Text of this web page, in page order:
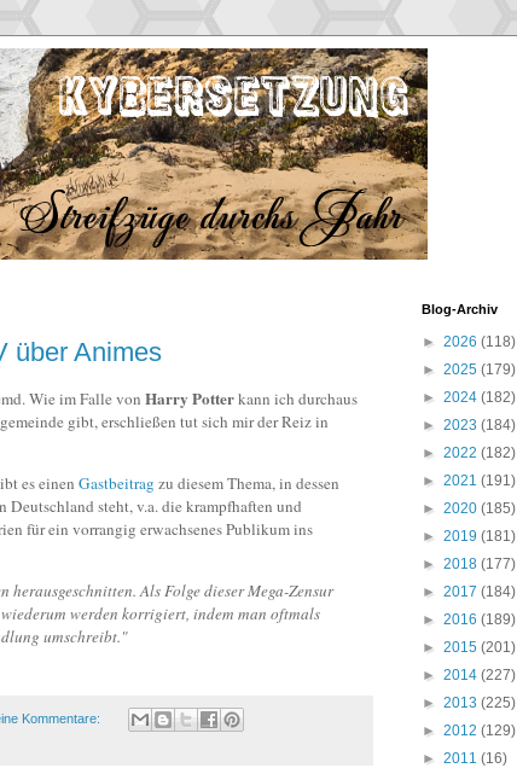
über Animes
Wie im Falle von Harry Potterkann ich durchaus
gibt, erschließen tut sich mir der Reiz in
es einen Gastbeitrag zu diesem Thema, in dessen
steht, v.a. die krampfhaften und
für ein vorrangig erwachsenes Publikum ins
herausgeschnitten. Als Folge dieser Mega-Zensur
werden korrigiert, indem man oftmals
umschreibt."
Kommentare:
Blog-Archiv
► 2026 (118)
► 2025 (179)
► 2024 (182)
► 2023 (184)
► 2022 (182)
► 2021 (191)
► 2020 (185)
► 2019 (181)
► 2018 (177)
► 2017 (184)
► 2016 (189)
► 2015 (201)
► 2014 (227)
► 2013 (225)
► 2012 (129)
► 2011 (16)